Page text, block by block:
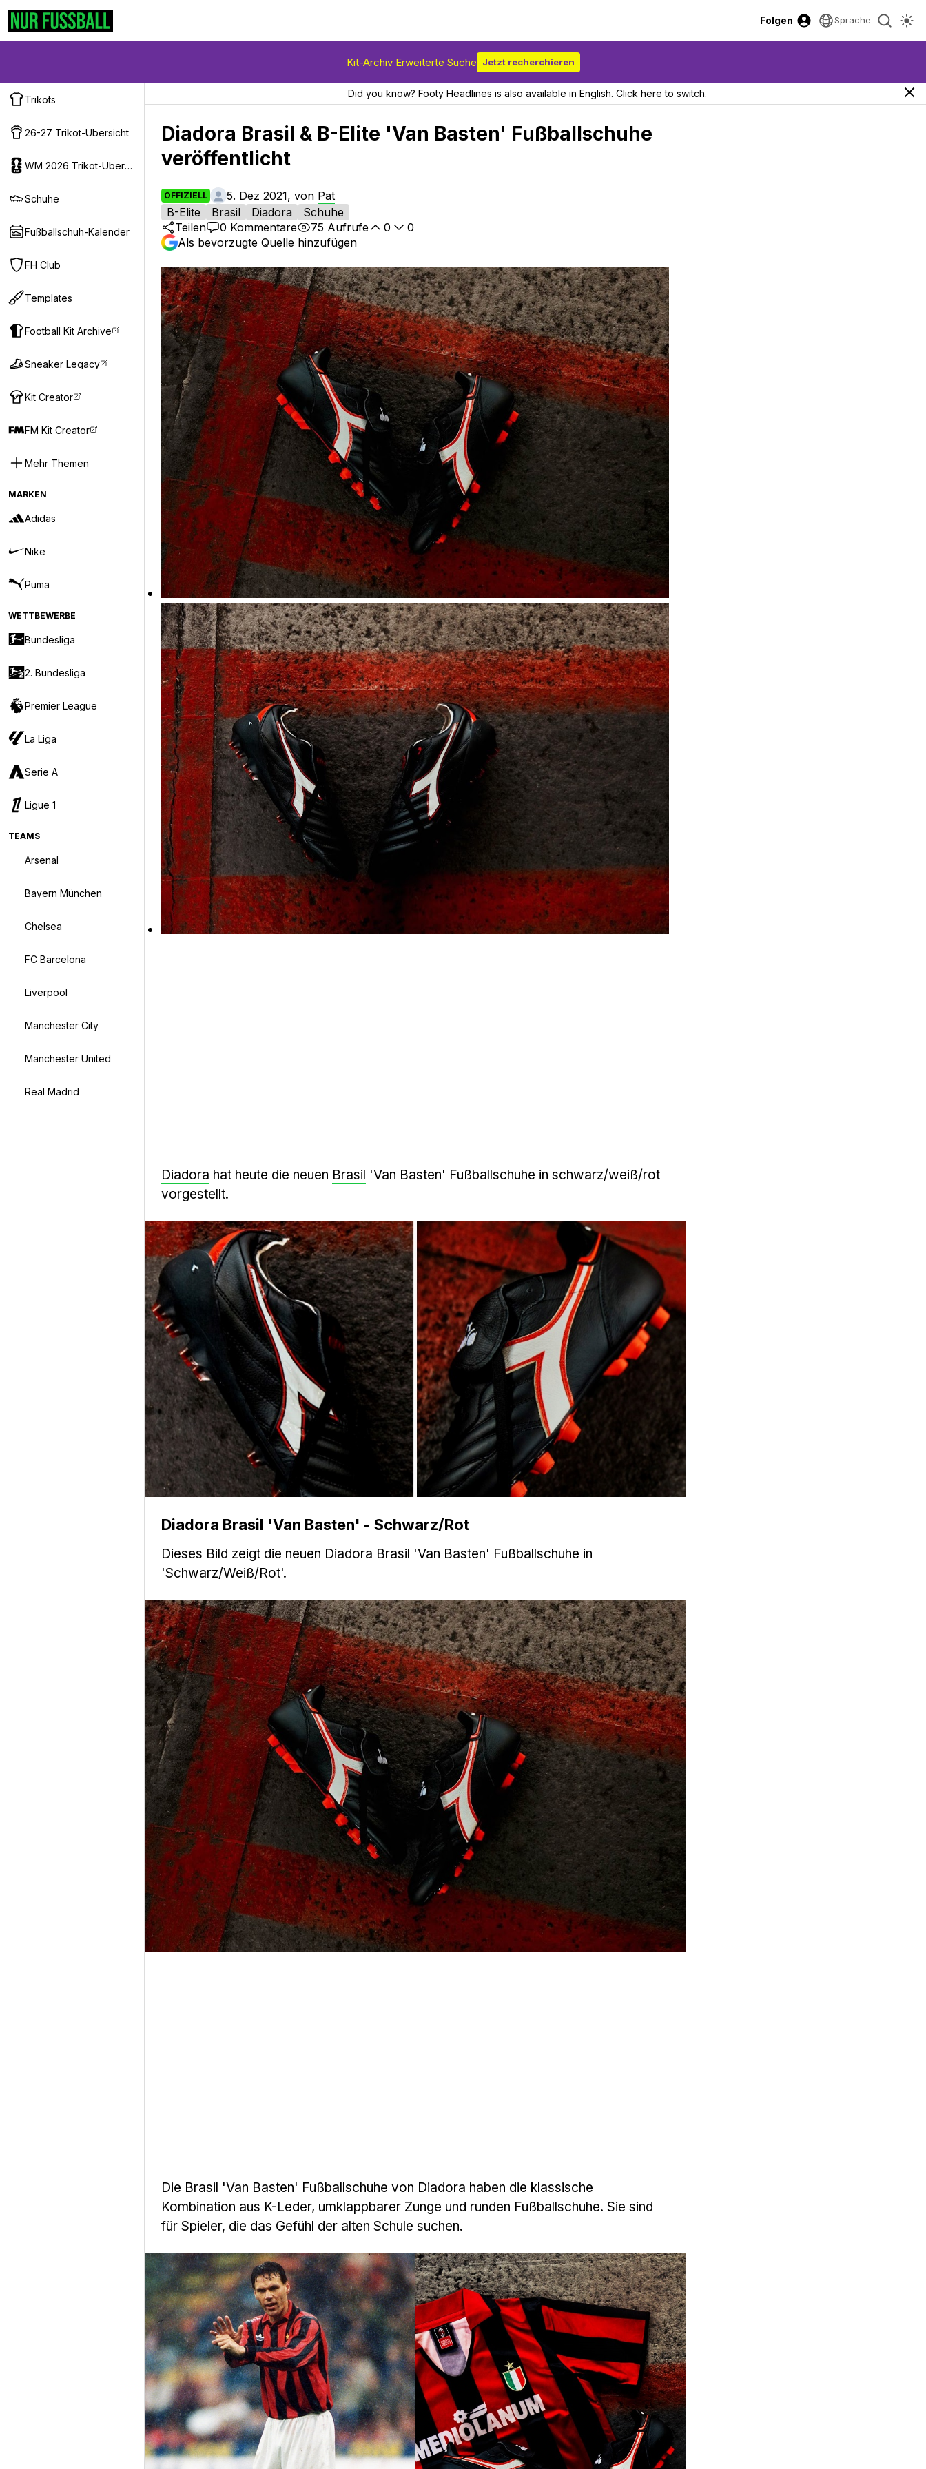
Folgen Sprache
Kit-Archiv Erweiterte Suche Jetzt recherchieren
Trikots
26-27 Trikot-Ubersicht
WM 2026 Trikot-Ubersicht
Schuhe
Fußballschuh-Kalender
FH Club
Templates
Football Kit Archive
Sneaker Legacy
Kit Creator
FM Kit Creator
Mehr Themen
MARKEN
Adidas
Nike
Puma
WETTBEWERBE
Bundesliga
2. Bundesliga
Premier League
La Liga
Serie A
Ligue 1
TEAMS
Arsenal
Bayern München
Chelsea
FC Barcelona
Liverpool
Manchester City
Manchester United
Real Madrid
Did you know? Footy Headlines is also available in English. Click here to switch.
Diadora Brasil & B-Elite 'Van Basten' Fußballschuhe
veröffentlicht
OFFIZIELL 5. Dez 2021, von Pat
B-Elite
Brasil Diadora
Schuhe
Teilen
0 Kommentare 75 Aufrufe 0
0
Als bevorzugte Quelle hinzufügen
Diadora hat heute die neuen Brasil 'Van Basten' Fußballschuhe in schwarz/weiß/rot
vorgestellt.
Diadora Brasil 'Van Basten' - Schwarz/Rot
Dieses Bild zeigt die neuen Diadora Brasil 'Van Basten' Fußballschuhe in
'Schwarz/Weiß/Rot'.
Die Brasil 'Van Basten' Fußballschuhe von Diadora haben die klassische
Kombination aus K-Leder, umklappbarer Zunge und runden Fußballschuhe. Sie sind
für Spieler, die das Gefühl der alten Schule suchen.